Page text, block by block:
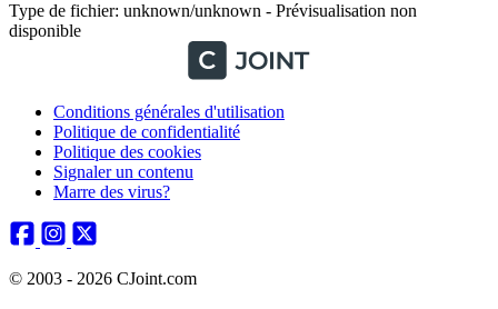
Type de fichier: unknown/unknown - Prévisualisation non
disponible
Conditions générales d'utilisation
Politique de confidentialité
Politique des cookies
Signaler un contenu
Marre des virus?
© 2003 - 2026 CJoint.com